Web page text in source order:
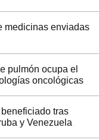
medicinas enviadas
pulmón ocupa el
oncológicas
tras
y Venezuela